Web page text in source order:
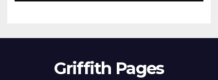
Griffith Pages